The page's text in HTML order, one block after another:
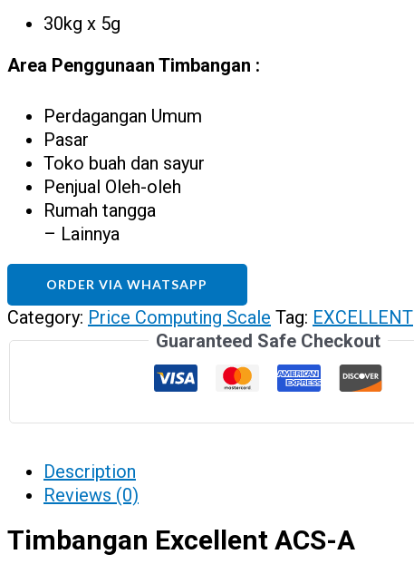
30kg x 5g
Area Penggunaan Timbangan :
Perdagangan Umum
Pasar
Toko buah dan sayur
Penjual Oleh-oleh
Rumah tangga
– Lainnya
ORDER VIA WHATSAPP
Category: Price Computing Scale Tag: EXCELLENT
Guaranteed Safe Checkout
Description
Reviews (0)
Timbangan Excellent ACS-A